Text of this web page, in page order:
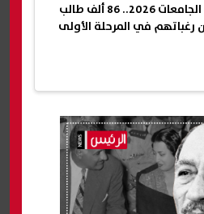
تنسيق الجامعات 2026.. 86 ألف طالب
رغباتهم في المرحلة الأولى